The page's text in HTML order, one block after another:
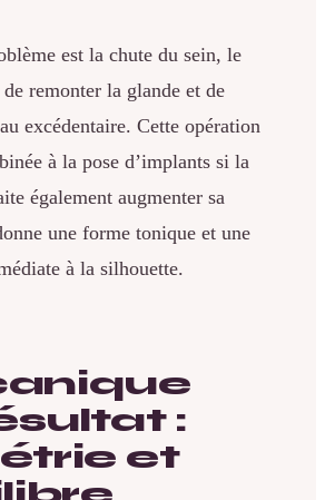
est la chute du sein, le
remonter la glande et de
excédentaire. Cette opération
à la pose d’implants si la
également augmenter sa
une forme tonique et une
à la silhouette.
:
et